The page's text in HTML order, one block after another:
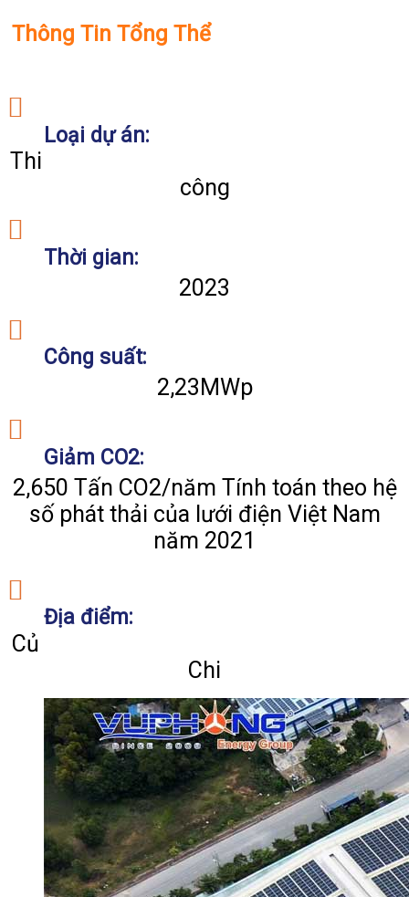
Thông Tin Tổng Thể
Loại dự án:
Thi
công
Thời gian:
2023
Công suất:
2,23MWp
Giảm CO2:
2,650 Tấn CO2/năm Tính toán theo hệ
số phát thải của lưới điện Việt Nam
năm 2021
Địa điểm:
Củ
Chi